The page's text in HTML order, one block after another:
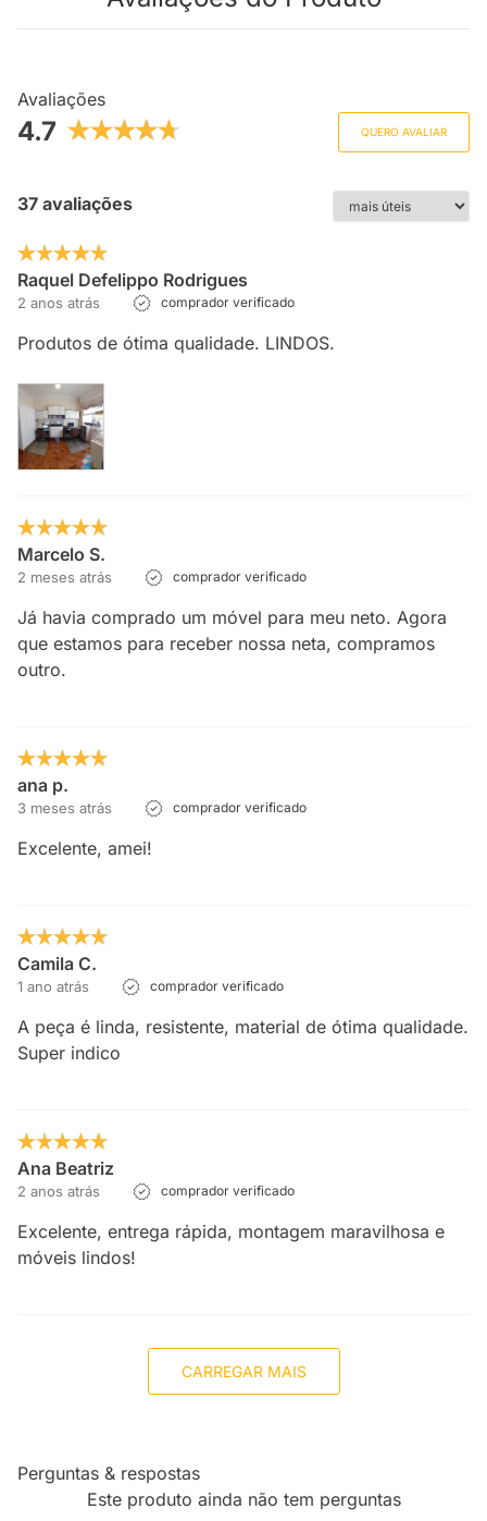
Avaliações
4.7 QUERO AVALIAR
37 avaliações
Raquel Defelippo Rodrigues
2 anos atrás comprador verificado
Produtos de ótima qualidade. LINDOS.
Marcelo S.
2 meses atrás comprador verificado
Já havia comprado um móvel para meu neto. Agora
que estamos para receber nossa neta, compramos
outro.
ana p.
3 meses atrás comprador verificado
Excelente, amei!
Camila C.
1 ano atrás comprador verificado
A peça é linda, resistente, material de ótima qualidade.
Super indico
Ana Beatriz
2 anos atrás comprador verificado
Excelente, entrega rápida, montagem maravilhosa e
móveis lindos!
CARREGAR MAIS
Perguntas & respostas
Este produto ainda não tem perguntas